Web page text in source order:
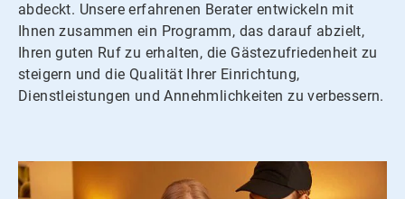
abdeckt. Unsere erfahrenen Berater entwickeln mit
Ihnen zusammen ein Programm, das darauf abzielt,
Ihren guten Ruf zu erhalten, die Gästezufriedenheit zu
steigern und die Qualität Ihrer Einrichtung,
Dienstleistungen und Annehmlichkeiten zu verbessern.